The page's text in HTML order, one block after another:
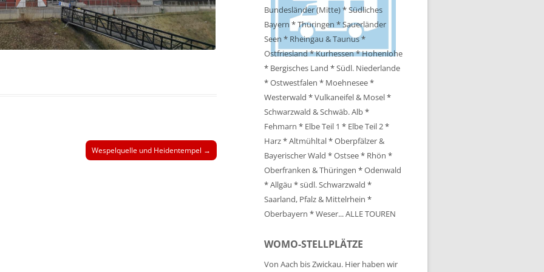
Wespelquelle und Heidentempel →
Bundesländer (Mitte)*Südliches
Bayern *Thüringen *Sauerländer
Seen * Rheingau & Taunus*
Ostfriesland*Kurhessen*Hohenlohe
* Bergisches Land *Südl. Niederlande
*Ostwestfalen * Moehnesee*
Westerwald *Vulkaneifel & Mosel*
Schwarzwald & Schwäb. Alb*
Fehmarn * Elbe Teil 1 * Elbe Teil 2*
Harz*Altmühltal*Oberpfälzer &
Bayerischer Wald *Ostsee* Rhön *
Oberfranken & Thüringen *Odenwald
*Allgäu *südl. Schwarzwald *
Saarland, Pfalz & Mittelrhein *
Oberbayern *Weser...ALLE TOUREN
WOMO-STELLPLÄTZE
Von Aach bis Zwickau. Hier haben wir